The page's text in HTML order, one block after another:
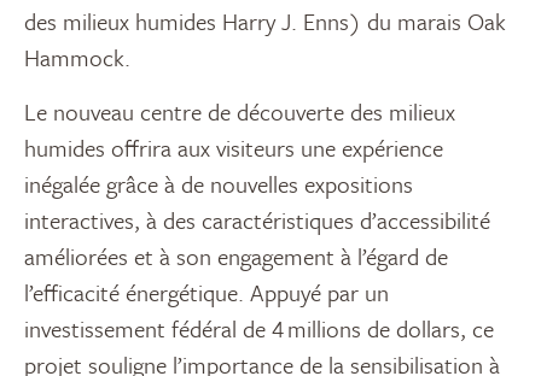
des milieux humides Harry J. Enns) du marais Oak
Hammock.
Le nouveau centre de découverte des milieux
humides offrira aux visiteurs une expérience
inégalée grâce à de nouvelles expositions
interactives, à des caractéristiques d’accessibilité
améliorées et à son engagement à l’égard de
l’efficacité énergétique. Appuyé par un
investissement fédéral de 4 millions de dollars, ce
projet souligne l’importance de la sensibilisation à